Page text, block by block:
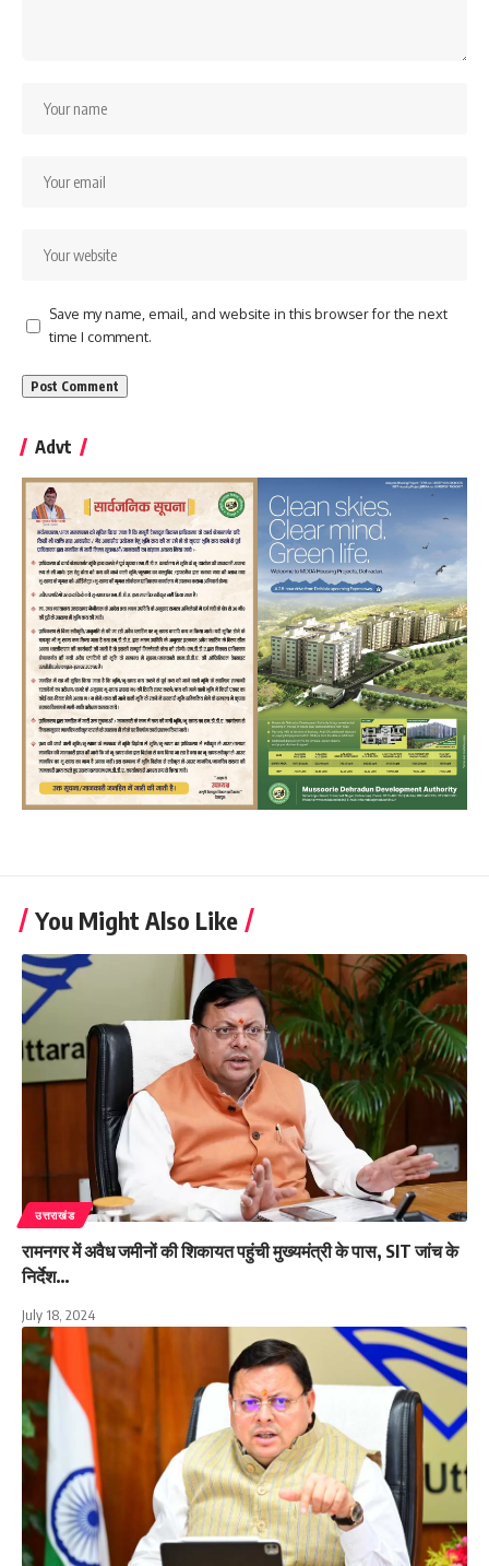
Save my name, email, and website in this browser for the next
time I comment.
Advt
You Might Also Like
उत्तराखंड
रामनगर में अवैध जमीनों की शिकायत पहुंची मुख्यमंत्री के पास, SIT जांच के
निर्देश…
July 18, 2024